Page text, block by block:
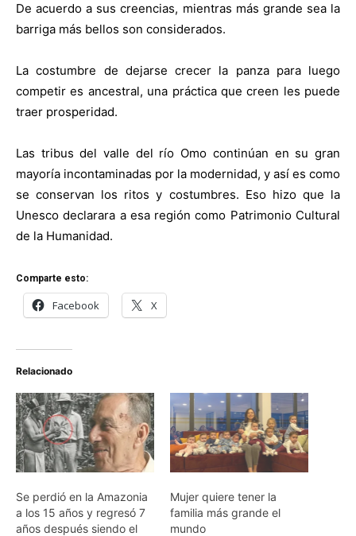
De acuerdo a sus creencias, mientras más grande sea la
barriga más bellos son considerados.
La costumbre de dejarse crecer la panza para luego
competir es ancestral, una práctica que creen les puede
traer prosperidad.
Las tribus del valle del río Omo continúan en su gran
mayoría incontaminadas por la modernidad, y así es como
se conservan los ritos y costumbres. Eso hizo que la
Unesco declarara a esa región como Patrimonio Cultural
de la Humanidad.
Comparte esto:
Facebook X
Relacionado
Se perdió en la Amazonia
a los 15 años y regresó 7
años después siendo el
Mujer quiere tener la
familia más grande el
mundo